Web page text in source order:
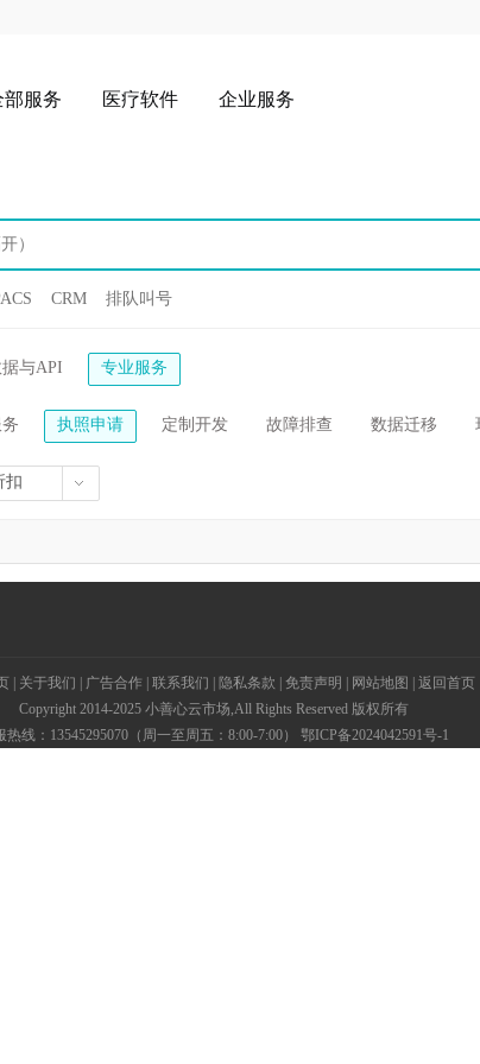
部服务 医疗软件 企业服务
CRM 排队叫号
与API 专业服务
执照申请 定制开发 故障排查 数据迁移
扣
关于我们 广告合作 联系我们 隐私条款 免责声明 网站地图
返回首页
Copyright 2014-2025 小善心云市场,All Rights Reserved 版权所有
热线：13545295070（周一至周五：8:00-7:00） 鄂ICP备2024042591号-1